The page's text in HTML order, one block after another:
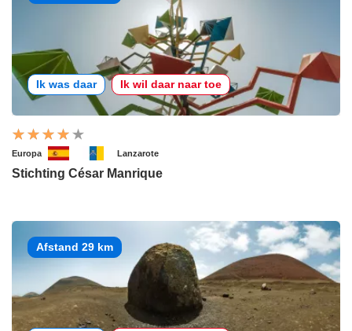
Ik was daar Ik wil daar naar toe
Europa Lanzarote
Stichting César Manrique
Afstand 29 km